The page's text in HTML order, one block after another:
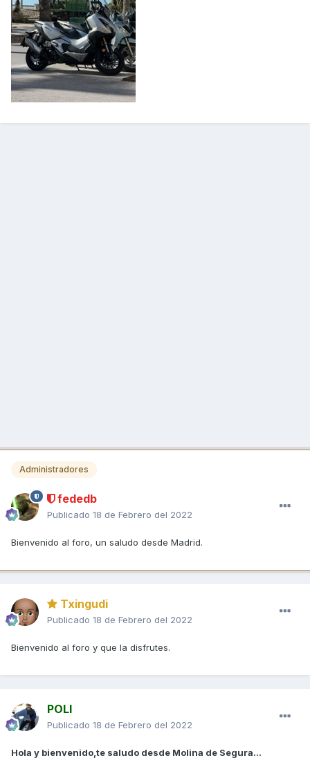
Administradores
fededb
Publicado 18 de Febrero del 2022
Bienvenido al foro, un saludo desde Madrid.
Txingudi
Publicado 18 de Febrero del 2022
Bienvenido al foro y que la disfrutes.
POLI
Publicado 18 de Febrero del 2022
Hola y bienvenido,te saludo desde Molina de Segura...